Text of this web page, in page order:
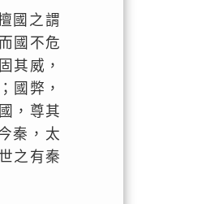
國之謂
國不危
其威，
國弊，
，尊其
秦，太
之有秦